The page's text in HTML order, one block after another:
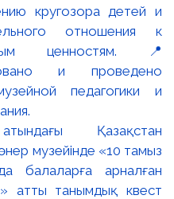
Қазақстан
музейінде «10 тамыз
балаларға арналған
атты танымдық квест